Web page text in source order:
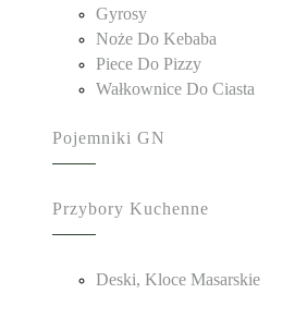
Gyrosy
Noże Do Kebaba
Piece Do Pizzy
Wałkownice Do Ciasta
Pojemniki GN
Przybory Kuchenne
Deski, Kloce Masarskie